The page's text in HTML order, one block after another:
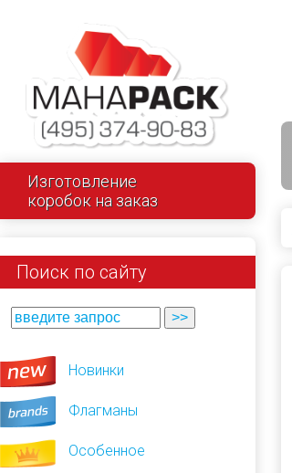
Изготовление
коробок на заказ
Поиск по сайту
Новинки
Флагманы
Особенное